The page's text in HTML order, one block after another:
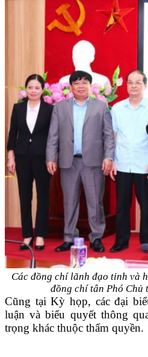
Các đồng chí lãnh đạo tỉnh và
đồng chítân Phó Chủ
Cũng tại Kỳ họp, các đại
luận và biểu quyết thông
trọng khác thuộc thẩm quyền.